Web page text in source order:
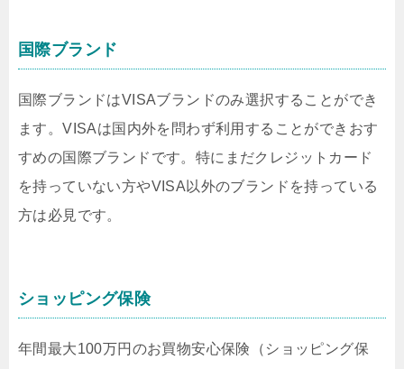
国際ブランド
国際ブランドはVISAブランドのみ選択することができ
ます。VISAは国内外を問わず利用することができおす
すめの国際ブランドです。特にまだクレジットカード
を持っていない方やVISA以外のブランドを持っている
方は必見です。
ショッピング保険
年間最大100万円のお買物安心保険（ショッピング保